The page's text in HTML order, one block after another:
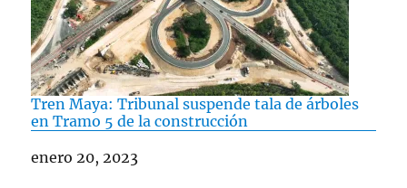
Tren Maya: Tribunal suspende tala de árboles
en Tramo 5 de la construcción
Fecha
enero 20, 2023